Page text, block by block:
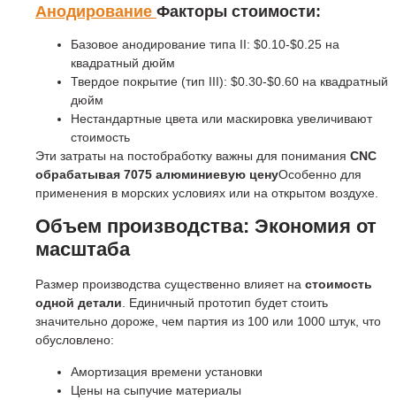
Анодирование Факторы стоимости:
Базовое анодирование типа II: $0.10-$0.25 на
квадратный дюйм
Твердое покрытие (тип III): $0.30-$0.60 на квадратный
дюйм
Нестандартные цвета или маскировка увеличивают
стоимость
Эти затраты на постобработку важны для понимания CNC
обрабатывая 7075 алюминиевую ценуОсобенно для
применения в морских условиях или на открытом воздухе.
Объем производства: Экономия от
масштаба
Размер производства существенно влияет на стоимость
одной детали. Единичный прототип будет стоить
значительно дороже, чем партия из 100 или 1000 штук, что
обусловлено:
Амортизация времени установки
Цены на сыпучие материалы